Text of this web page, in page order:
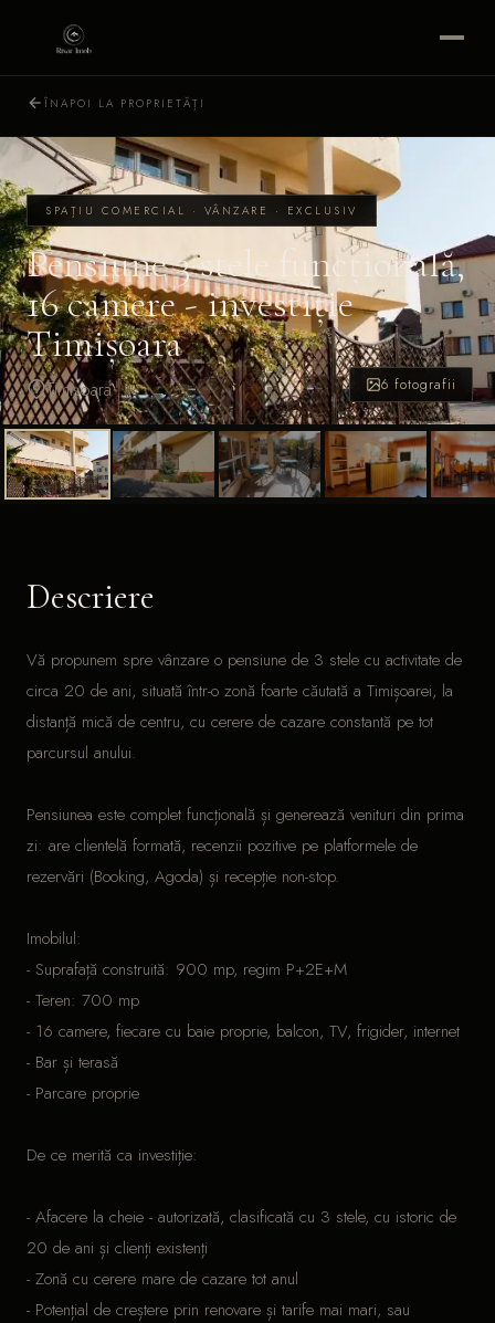
ÎNAPOI LA PROPRIETĂȚI
SPAȚIU COMERCIAL · VÂNZARE · EXCLUSIV
Pensiune 3 stele funcțională,
16 camere - investiție
Timișoara
Timișoara 6 fotografii
Descriere
Vă propunem spre vânzare o pensiune de 3 stele cu activitate de
circa 20 de ani, situată într-o zonă foarte căutată a Timișoarei, la
distanță mică de centru, cu cerere de cazare constantă pe tot
parcursul anului.
Pensiunea este complet funcțională și generează venituri din prima
zi: are clientelă formată, recenzii pozitive pe platformele de
rezervări (Booking, Agoda) și recepție non-stop.
Imobilul:
- Suprafață construită: 900 mp, regim P+2E+M
- Teren: 700 mp
- 16 camere, fiecare cu baie proprie, balcon, TV, frigider, internet
- Bar și terasă
- Parcare proprie
De ce merită ca investiție:
- Afacere la cheie - autorizată, clasificată cu 3 stele, cu istoric de
20 de ani și clienți existenți
- Zonă cu cerere mare de cazare tot anul
- Potențial de creștere prin renovare și tarife mai mari, sau